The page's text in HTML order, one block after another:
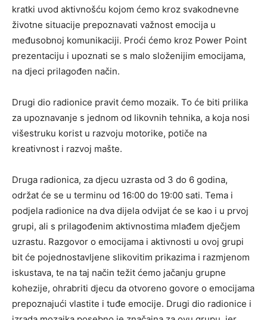
kratki uvod aktivnošću kojom ćemo kroz svakodnevne
životne situacije prepoznavati važnost emocija u
međusobnoj komunikaciji. Proći ćemo kroz Power Point
prezentaciju i upoznati se s malo složenijim emocijama,
na djeci prilagođen način.
Drugi dio radionice pravit ćemo mozaik. To će biti prilika
za upoznavanje s jednom od likovnih tehnika, a koja nosi
višestruku korist u razvoju motorike, potiče na
kreativnost i razvoj mašte.
Druga radionica, za djecu uzrasta od 3 do 6 godina,
održat će se u terminu od 16:00 do 19:00 sati. Tema i
podjela radionice na dva dijela odvijat će se kao i u prvoj
grupi, ali s prilagođenim aktivnostima mlađem dječjem
uzrastu. Razgovor o emocijama i aktivnosti u ovoj grupi
bit će pojednostavljene slikovitim prikazima i razmjenom
iskustava, te na taj način težit ćemo jačanju grupne
kohezije, ohrabriti djecu da otvoreno govore o emocijama
prepoznajući vlastite i tuđe emocije. Drugi dio radionice i